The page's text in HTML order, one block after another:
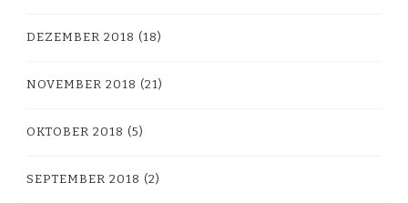
DEZEMBER 2018 (18)
NOVEMBER 2018 (21)
OKTOBER 2018 (5)
SEPTEMBER 2018 (2)